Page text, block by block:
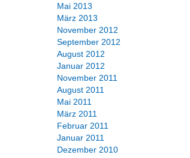
Mai 2013
März 2013
November 2012
September 2012
August 2012
Januar 2012
November 2011
August 2011
Mai 2011
März 2011
Februar 2011
Januar 2011
Dezember 2010